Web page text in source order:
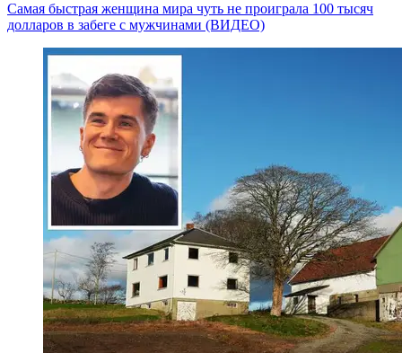
Самая быстрая женщина мира чуть не проиграла 100 тысяч
долларов в забеге с мужчинами (ВИДЕО)